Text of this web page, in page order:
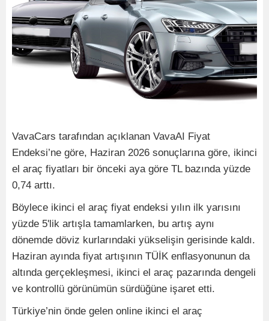
VavaCars tarafından açıklanan VavaAI Fiyat
Endeksi’ne göre, Haziran 2026 sonuçlarına göre, ikinci
el araç fiyatları bir önceki aya göre TL bazında yüzde
0,74 arttı.
Böylece ikinci el araç fiyat endeksi yılın ilk yarısını
yüzde 5'lik artışla tamamlarken, bu artış aynı
dönemde döviz kurlarındaki yükselişin gerisinde kaldı.
Haziran ayında fiyat artışının TÜİK enflasyonunun da
altında gerçekleşmesi, ikinci el araç pazarında dengeli
ve kontrollü görünümün sürdüğüne işaret etti.
Türkiye’nin önde gelen online ikinci el araç